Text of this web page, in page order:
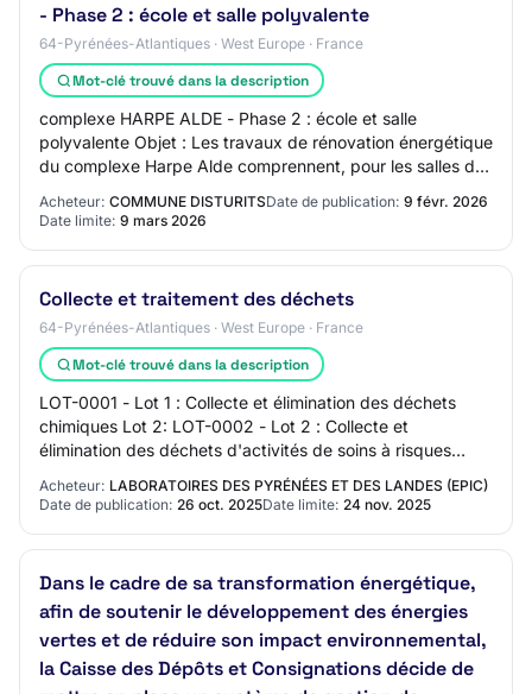
- Phase 2 : école et salle polyvalente
64-Pyrénées-Atlantiques · West Europe · France
Mot-clé trouvé dans la description
complexe HARPE ALDE - Phase 2 : école et salle
polyvalente Objet : Les travaux de rénovation énergétique
du complexe Harpe Alde comprennent, pour les salles de
Acheteur: COMMUNE DISTURITSDate de publication: 9 févr. 2026
Date limite: 9 mars 2026
Collecte et traitement des déchets
64-Pyrénées-Atlantiques · West Europe · France
Mot-clé trouvé dans la description
LOT-0001 - Lot 1 : Collecte et élimination des déchets
chimiques Lot 2: LOT-0002 - Lot 2 : Collecte et
élimination des déchets d'activités de soins à risques
infectieux Lot 3: LOT-0003 - Lot 3 : Coll…
Acheteur: LABORATOIRES DES PYRÉNÉES ET DES LANDES (EPIC)
Date de publication: 26 oct. 2025Date limite: 24 nov. 2025
Dans le cadre de sa transformation énergétique,
afin de soutenir le développement des énergies
vertes et de réduire son impact environnemental,
la Caisse des Dépôts et Consignations décide de